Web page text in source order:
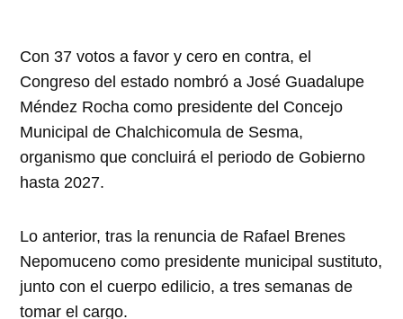
Con 37 votos a favor y cero en contra, el
Congreso del estado nombró a José Guadalupe
Méndez Rocha como presidente del Concejo
Municipal de Chalchicomula de Sesma,
organismo que concluirá el periodo de Gobierno
hasta 2027.
Lo anterior, tras la renuncia de Rafael Brenes
Nepomuceno como presidente municipal sustituto,
junto con el cuerpo edilicio, a tres semanas de
tomar el cargo.